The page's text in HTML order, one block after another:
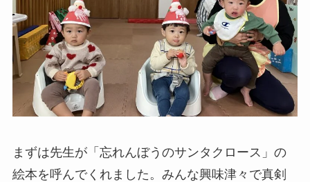
まずは先生が「忘れんぼうのサンタクロース」の
絵本を呼んでくれました。みんな興味津々で真剣